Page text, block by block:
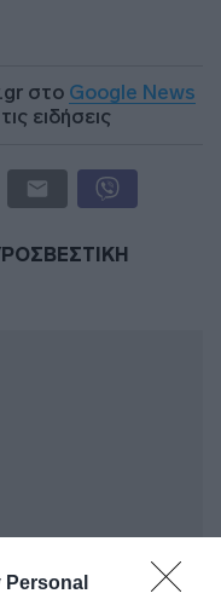
Personal
στο Google News
ειδήσεις